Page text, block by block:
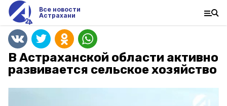
Все новости
Астрахани
В Астраханской области активно
развивается сельское хозяйство